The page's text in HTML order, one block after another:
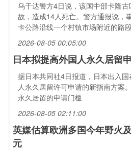
乌干达警方4日说，该国中部卡隆
故，造成14人死亡。警方通报说
卡公路沿线一个村镇市场附近的路
2026-08-05 00:05:00
日本拟提高外国人永久居留
据日本共同社4日报道，日本出入
人永久居留许可申请的新指南方案
永久居留的申请门槛
2026-08-05 02:11:00
英媒估算欧洲多国今年野火
元